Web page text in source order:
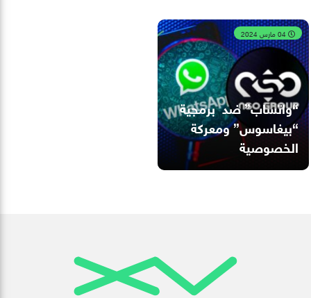
“واتساب” ضد برمجية
“بيغاسوس” ومعركة
الخصوصية